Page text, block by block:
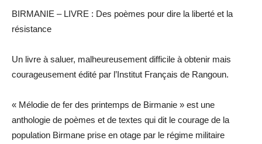
BIRMANIE – LIVRE : Des poèmes pour dire la liberté et la
résistance
Un livre à saluer, malheureusement difficile à obtenir mais
courageusement édité par l’Institut Français de Rangoun.
« Mélodie de fer des printemps de Birmanie » est une
anthologie de poèmes et de textes qui dit le courage de la
population Birmane prise en otage par le régime militaire